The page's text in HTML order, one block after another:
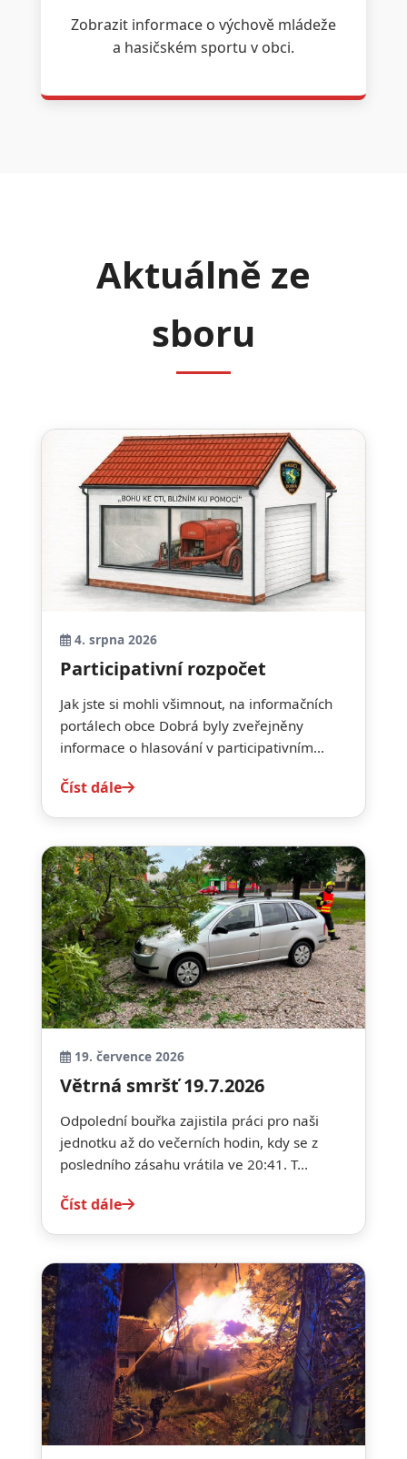
Zobrazit informace o výchově mládeže
a hasičském sportu v obci.
Aktuálně ze
sboru
4. srpna 2026
Participativní rozpočet
Jak jste si mohli všimnout, na informačních
portálech obce Dobrá byly zveřejněny
informace o hlasování v participativním...
Číst dále
19. července 2026
Větrná smršť 19.7.2026
Odpolední bouřka zajistila práci pro naši
jednotku až do večerních hodin, kdy se z
posledního zásahu vrátila ve 20:41. T...
Číst dále